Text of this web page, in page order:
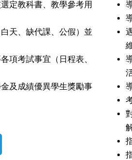
定教科書、教學參考用
天、缺代課、公假）並
項考試事宜（日程表、
及成績優異學生獎勵事